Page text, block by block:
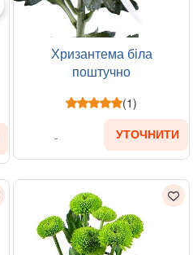
Хризантема біла
поштучно
(1)
УТОЧНИТИ